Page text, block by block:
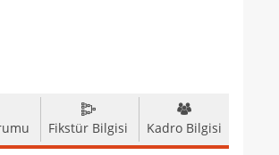
Fikstür Bilgisi Kadro Bilgisi